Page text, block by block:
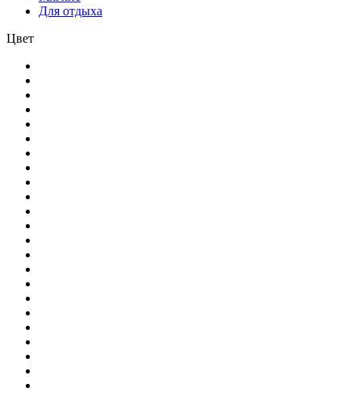
Для отдыха
Цвет